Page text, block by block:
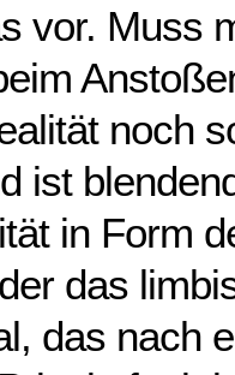
vor. Muss
noch
ist
in Form
das
das nach